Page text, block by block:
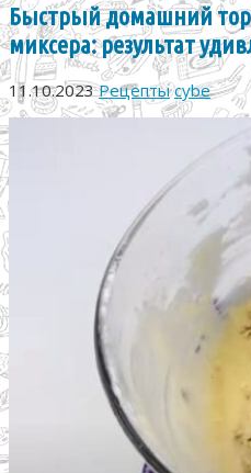
Быстрый домашний
миксера: результат
11.10.2023 Рецепты cybe